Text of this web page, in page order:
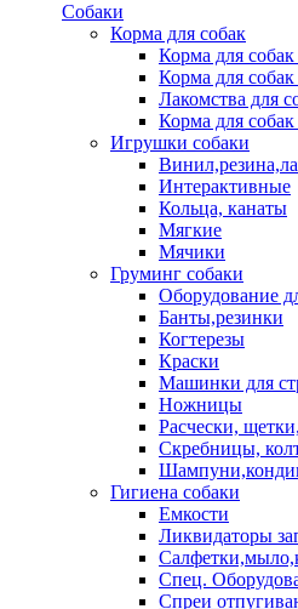
Собаки
Корма для собак
Корма для собак
Корма для
Лакомства для
Корма для
Игрушки собаки
Интерактивные
Кольца, канаты
Мягкие
Мячики
Груминг собаки
Оборудование
Банты,резинки
Когтерезы
Краски
Машинки для
Ножницы
Расчески,
Скребницы,
Гигиена собаки
Емкости
Ликвидаторы
Спец.
Спреи